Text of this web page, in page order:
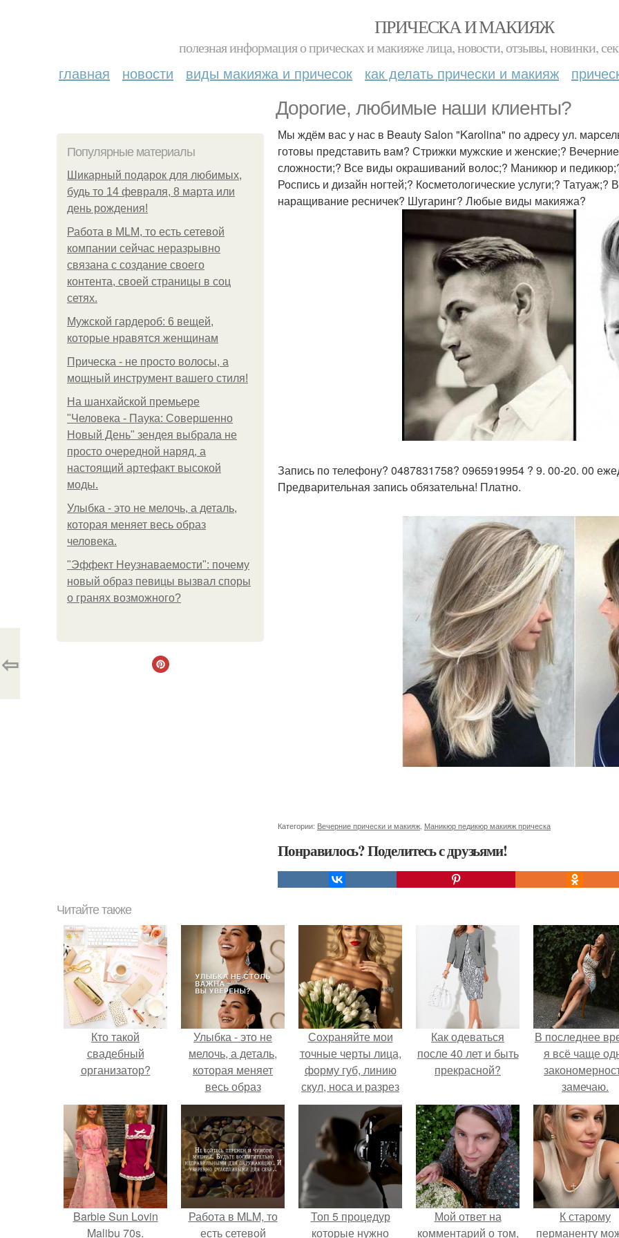
ПРИЧЕСКА И МАКИЯЖ
полезная информация о прическах и макияже лица, новости, отзывы, новинки,
главная новости виды макияжа и причесок как делать прически и макияж
Дорогие, любимые наши клиенты?
Популярные материалы
Шикарный подарок для любимых,
будь то 14 февраля, 8 марта или
день рождения!
Работа в MLM, то есть сетевой
компании сейчас неразрывно
связана с создание своего
контента, своей страницы в соц
сетях.
Мужской гардероб: 6 вещей,
которые нравятся женщинам
Прическа - не просто волосы, а
мощный инструмент вашего стиля!
На шанхайской премьере
"Человека - Паука: Совершенно
Новый День" зендея выбрала не
просто очередной наряд, а
настоящий артефакт высокой
моды.
Улыбка - это не мелочь, а деталь,
которая меняет весь образ
человека.
"Эффект Неузнаваемости": почему
новый образ певицы вызвал споры
о гранях возможного?
Мы ждём вас у нас в Beauty Salon "Karolina" по адресу ул.
готовы представить вам? Стрижки мужские и женские;?
сложности;? Все виды окрашиваний волос;? Маникюр и
Роспись и дизайн ногтей;? Косметологические услуги;?
наращивание ресничек? Шугаринг? Любые виды макияжа?
Запись по телефону? 0487831758? 0965919954 ? 9. 00-20. 00
Предварительная запись обязательна! Платно.
Категории: Вечерние прически и макияж Маникюр педикюр макияж прическа
Понравилось? Поделитесь с друзьями!
⇦
Читайте также
Кто такой
свадебный
организатор?
Улыбка - это не
мелочь, а деталь,
которая меняет
весь образ
человека.
Сохраняйте мои
точные черты лица,
форму губ, линию
скул, носа и разрез
глаз.
Как одеваться
после 40 лет и быть
прекрасной?
В последнее
я всё чаще
замечаю.
Barbie Sun Lovin
Malibu 70s.
Работа в MLM, то
есть сетевой
Топ 5 процедур
которые нужно
Мой ответ на
комментарий о том,
К старому
перманенту